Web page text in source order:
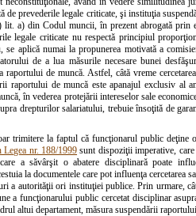
prevederile legale criticate, şi instituţia
lit. a) din Codul muncii, în prezent abrogată prin
legale criticate nu respectă principiul
aplică numai la propunerea motivată a
de a lua măsurile necesare bunei
de muncă. Astfel, câtă vreme
raportului de muncă este apanajul exclusiv al
în vederea protejării intereselor sale
drepturilor salariatului, trebuie însoţită de
trimitere la faptul că funcţionarul public deţine
nr. 188/1999 sunt dispoziţii imperative,
a săvârşit o abatere disciplinară poate
la documentele care pot influenţa cercetarea
a autorităţii ori instituţiei publice. Prin urmare,
a funcţionarului public cercetat disciplinar
altui departament, măsura suspendării